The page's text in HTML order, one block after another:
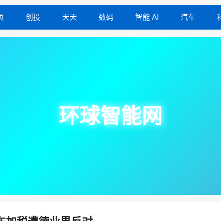
创投 天天 数码 智能 AI 汽车
环球智能网